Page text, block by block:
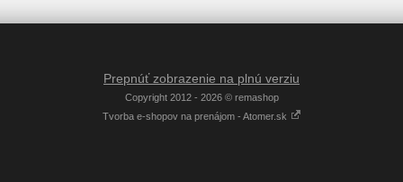
Prepnúť zobrazenie na plnú verziu
Copyright 2012 - 2026 © remashop
Tvorba e-shopov na prenájom - Atomer.sk